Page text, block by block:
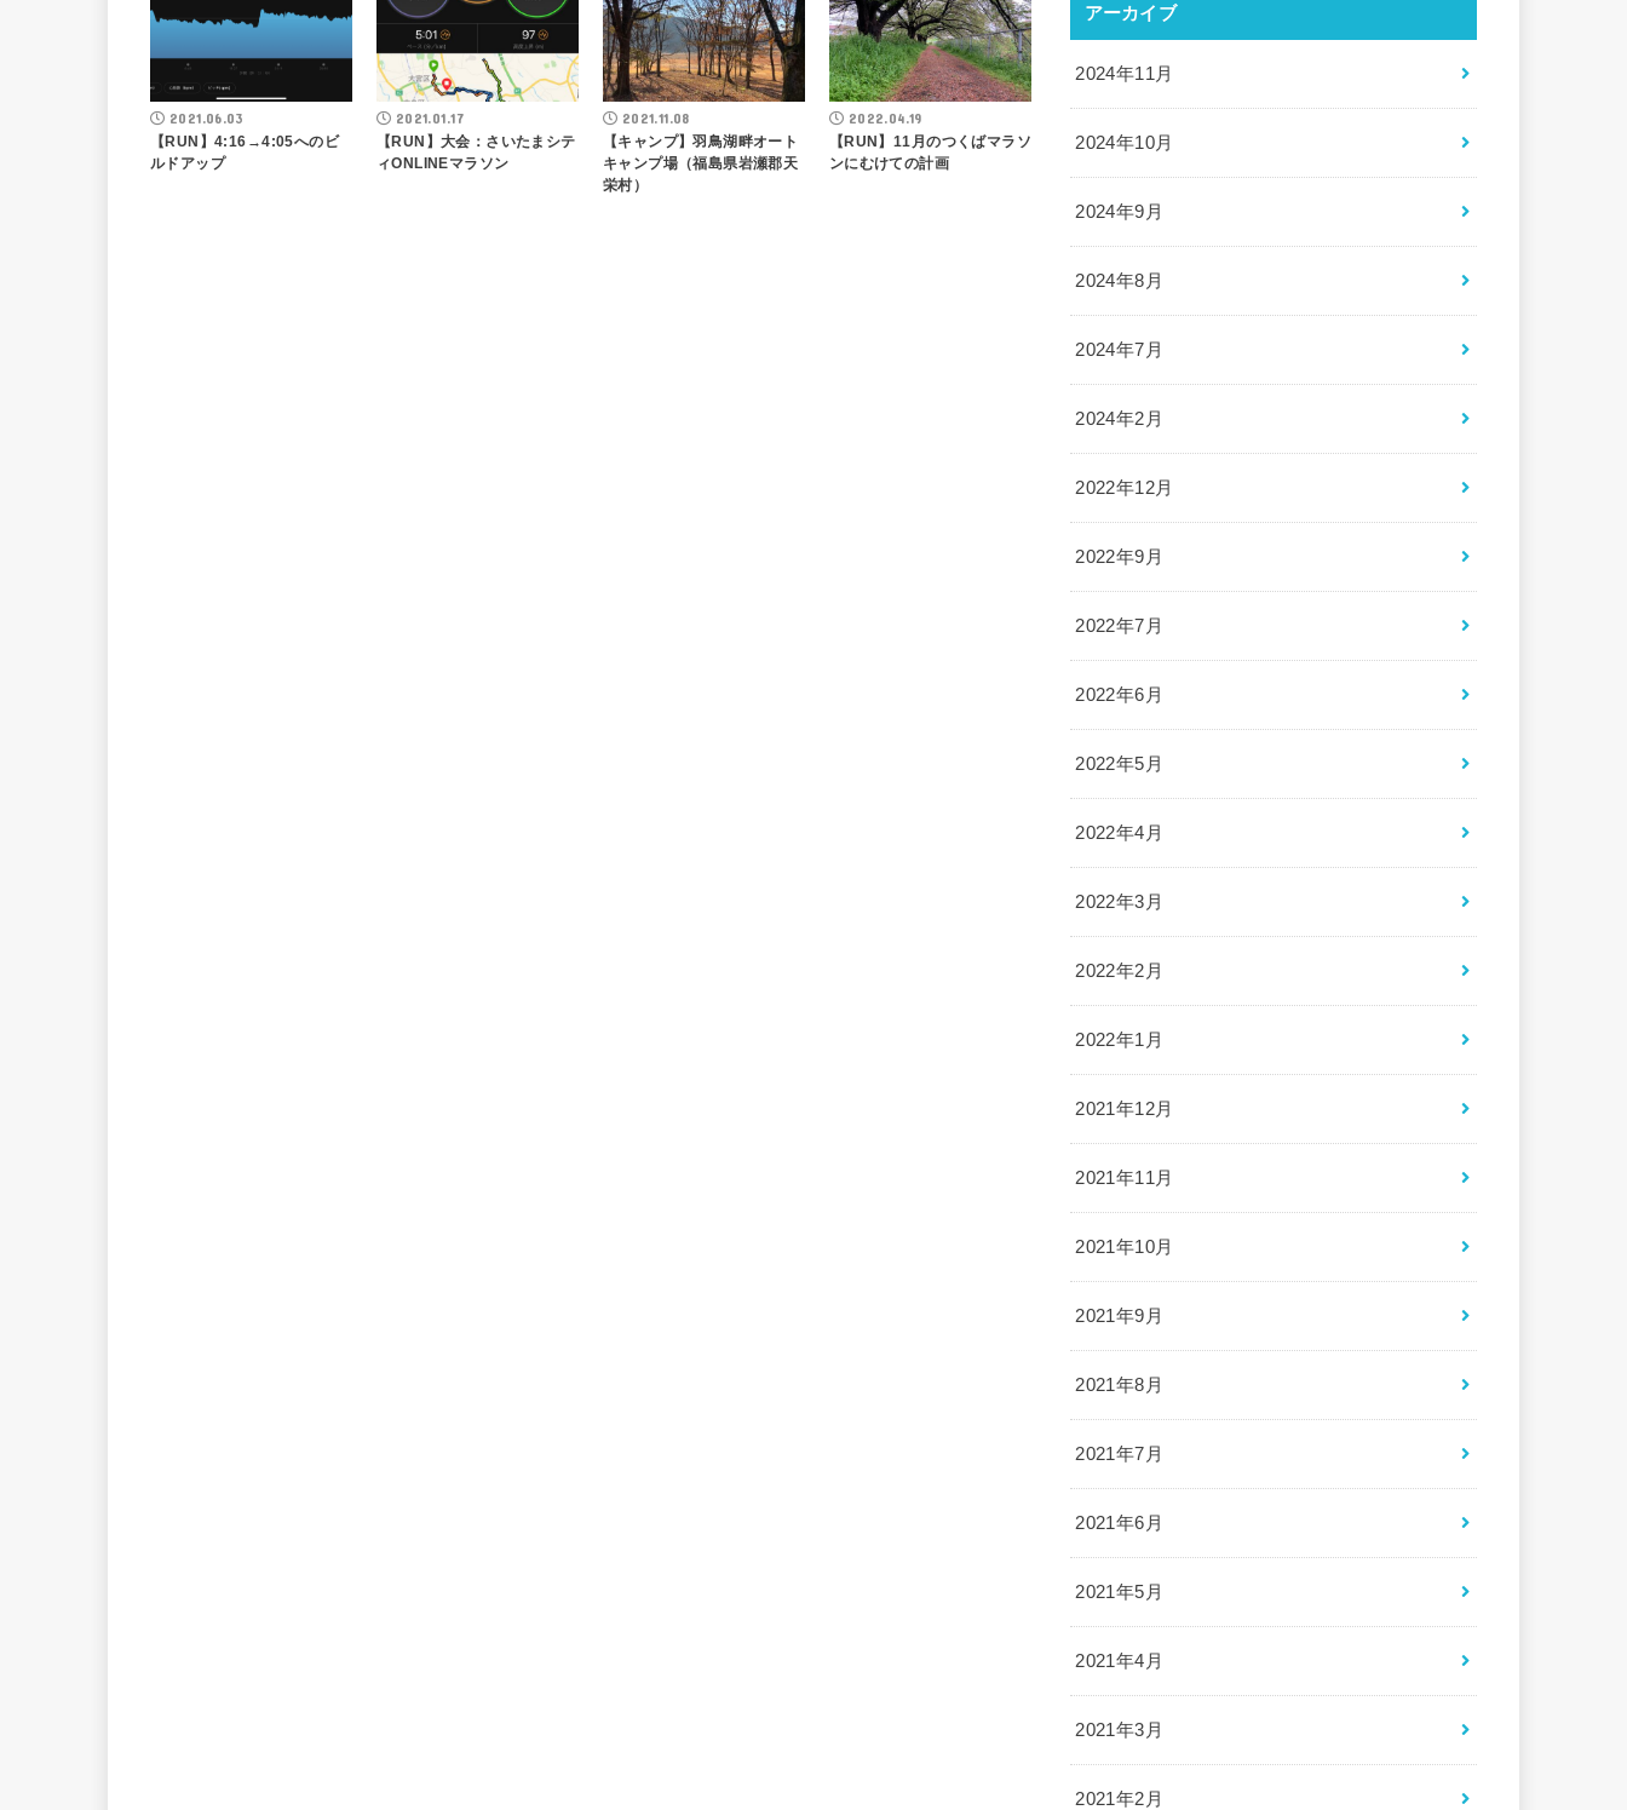
2021.06.03
【RUN】4:16→4:05へのビ
ルドアップ
2021.01.17
【RUN】大会：さいたまシテ
ィONLINEマラソン
2021.11.08
【キャンプ】羽鳥湖畔オート
キャンプ場（福島県岩瀬郡天
栄村）
2022.04.19
【RUN】11月のつくばマラソ
ンにむけての計画
アーカイブ
2024年11月
2024年10月
2024年9月
2024年8月
2024年7月
2024年2月
2022年12月
2022年9月
2022年7月
2022年6月
2022年5月
2022年4月
2022年3月
2022年2月
2022年1月
2021年12月
2021年11月
2021年10月
2021年9月
2021年8月
2021年7月
2021年6月
2021年5月
2021年4月
2021年3月
2021年2月